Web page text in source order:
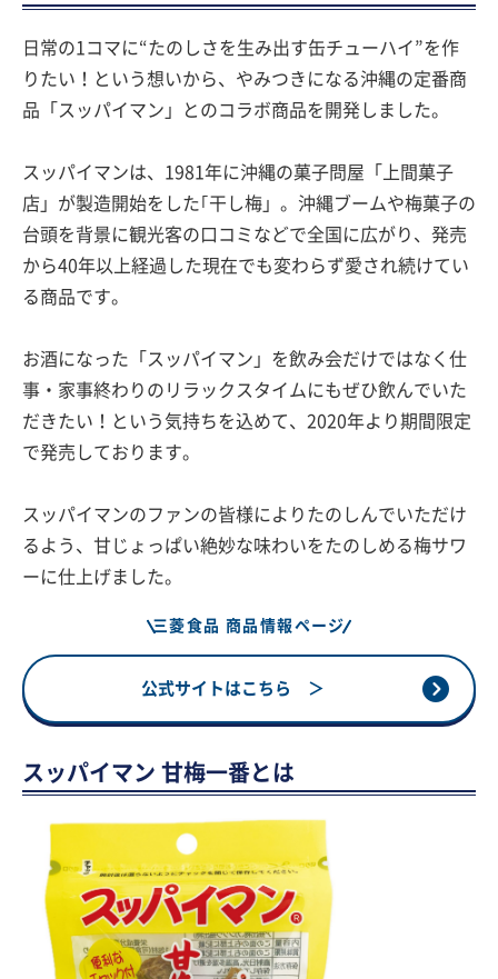
日常の1コマに“たのしさを生み出す缶チューハイ”を作
りたい！という想いから、やみつきになる沖縄の定番商
品「スッパイマン」とのコラボ商品を開発しました。
スッパイマンは、1981年に沖縄の菓子問屋「上間菓子
店」が製造開始をした｢干し梅」。沖縄ブームや梅菓子の
台頭を背景に観光客の口コミなどで全国に広がり、発売
から40年以上経過した現在でも変わらず愛され続けてい
る商品です。
お酒になった「スッパイマン」を飲み会だけではなく仕
事・家事終わりのリラックスタイムにもぜひ飲んでいた
だきたい！という気持ちを込めて、2020年より期間限定
で発売しております。
スッパイマンのファンの皆様によりたのしんでいただけ
るよう、甘じょっぱい絶妙な味わいをたのしめる梅サワ
ーに仕上げました。
三菱食品 商品情報ページ
公式サイトはこちら ＞
スッパイマン 甘梅一番とは